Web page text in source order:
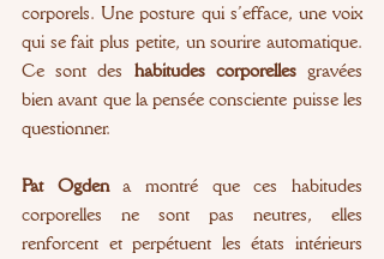
corporels. Une posture qui s’efface, une voix
qui se fait plus petite, un sourire automatique.
Ce sont des habitudes corporelles gravées
bien avant que la pensée consciente puisse les
questionner.
Pat Ogden a montré que ces habitudes
corporelles ne sont pas neutres, elles
renforcent et perpétuent les états intérieurs